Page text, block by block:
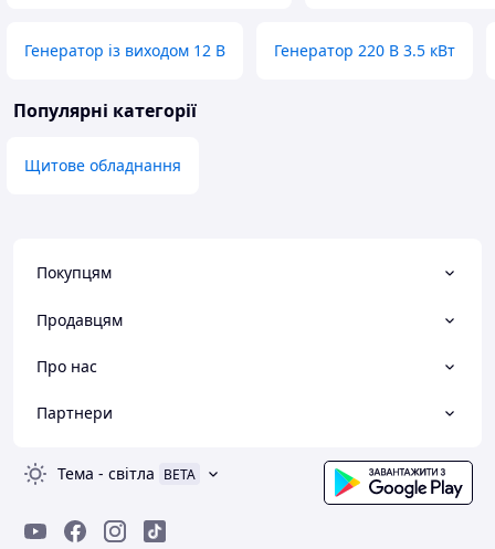
Генератор із виходом 12 В Генератор 220 В 3.5 кВт
Популярні категорії
Щитове обладнання
Покупцям
Продавцям
Про нас
Партнери
Тема - світла BETA